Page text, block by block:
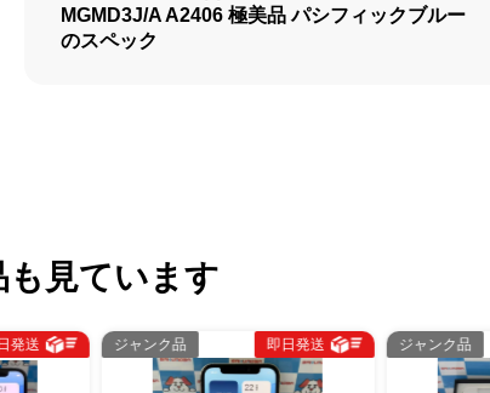
MGMD3J/A A2406 極美品 パシフィックブルー
のスペック
見ています
ク品 即日発送 ジャンク品 即日発送